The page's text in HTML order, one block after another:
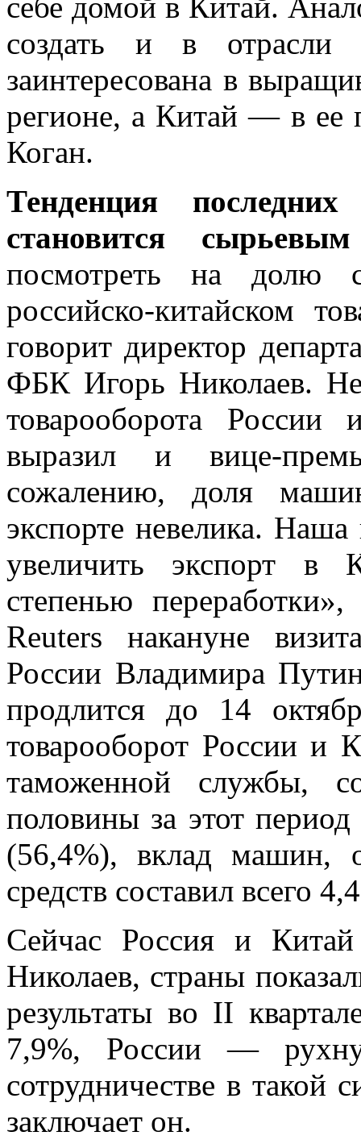
себе домой в Китай.
создать и в отрасли
заинтересована в
регионе, а Китай — в ее
Коган.
Тенденция
становится
посмотреть на долю
российско-китайском
говорит директор
ФБК Игорь Николаев.
товарооборота
выразил и вице-
сожалению, доля
экспорте невелика.
увеличить экспорт в
степенью
Reuters накануне
России Владимира
продлится до 14
товарооборот России и
таможенной службы,
половины за этот
(56,4%), вклад машин,
средств составил всего
Сейчас Россия и
Николаев, страны
результаты во II
7,9%, России —
сотрудничестве в такой
заключает он.